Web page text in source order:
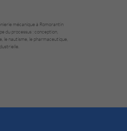
mécanique à Romorantin
du processus : conception,
le nautisme, le pharmaceutique,